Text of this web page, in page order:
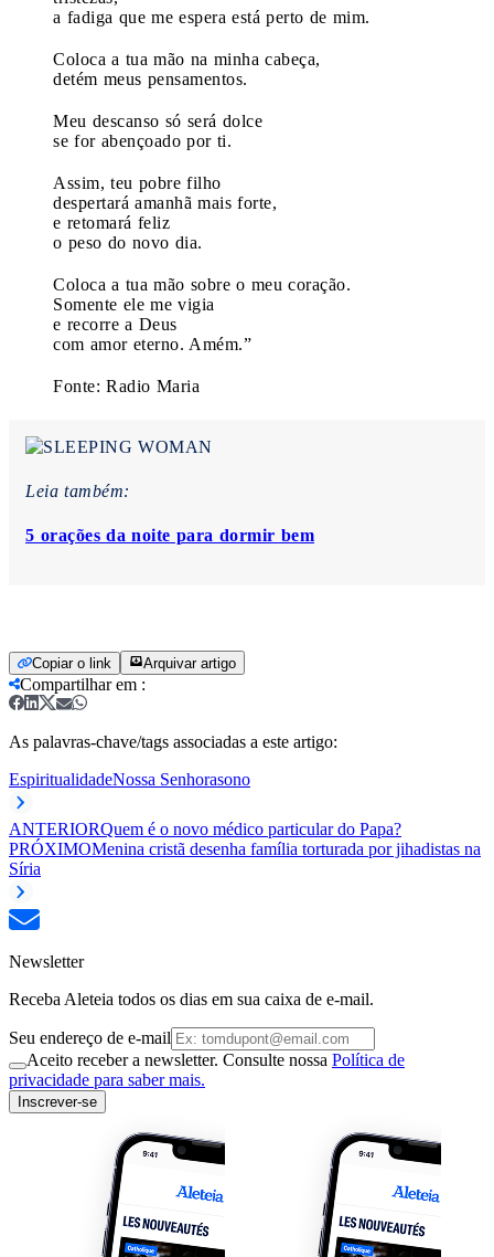
a fadiga que me espera está perto de mim.
Coloca a tua mão na minha cabeça,
detém meus pensamentos.
Meu descanso só será dolce
se for abençoado por ti.
Assim, teu pobre filho
despertará amanhã mais forte,
e retomará feliz
o peso do novo dia.
Coloca a tua mão sobre o meu coração.
Somente ele me vigia
e recorre a Deus
com amor eterno. Amém.”
Fonte: Radio Maria
Leia também:
5 orações da noite para dormir bem
Copiar o link Arquivar artigo
Compartilhar em :
As palavras-chave/tags associadas a este artigo:
EspiritualidadeNossa Senhorasono
ANTERIORQuem é o novo médico particular do Papa?
PRÓXIMOMenina cristã desenha família torturada por jihadistas na
Síria
Newsletter
Receba Aleteia todos os dias em sua caixa de e-mail.
Seu endereço de e-mail
Aceito receber a newsletter. Consulte nossa Política de
privacidade para saber mais.
Inscrever-se